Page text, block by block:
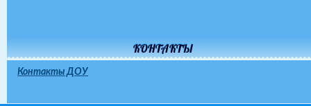
КОНТАКТЫ
Контакты ДОУ